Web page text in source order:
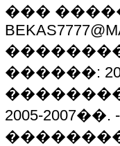
���
������:
2005-